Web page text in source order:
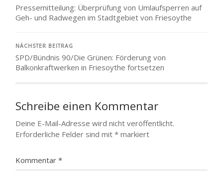
Pressemitteilung: Überprüfung von Umlaufsperren auf
Geh- und Radwegen im Stadtgebiet von Friesoythe
NÄCHSTER BEITRAG
SPD/Bündnis 90/Die Grünen: Förderung von
Balkonkraftwerken in Friesoythe fortsetzen
Schreibe einen Kommentar
Deine E-Mail-Adresse wird nicht veröffentlicht.
Erforderliche Felder sind mit* markiert
Kommentar*